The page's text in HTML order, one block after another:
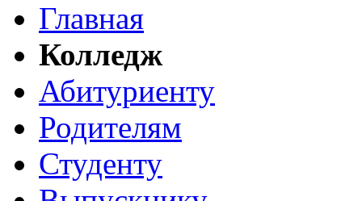
Главная
Колледж
Абитуриенту
Родителям
Студенту